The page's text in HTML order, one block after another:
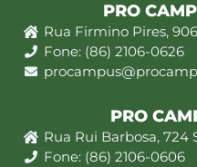
PRO
Rua Firmino Pires,
Fone: (86) 2106-0626
PRO
Rua Rui Barbosa, 724
Fone: (86) 2106-0606